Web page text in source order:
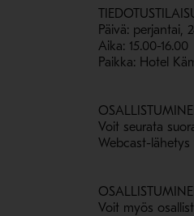
Päivä: perjantai,
Aika: 15.00-16.00
Paikka: Hotel
Voit seurata
Webcast-
Voit myös